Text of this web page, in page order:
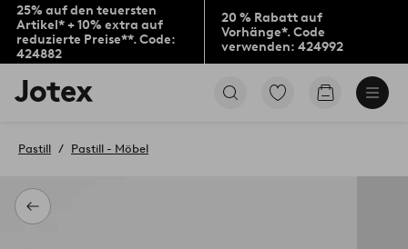
25% auf den teuersten
Artikel* + 10% extra auf
reduzierte Preise**. Code:
424882
20 % Rabatt auf
Vorhänge*. Code
verwenden: 424992
Jotex-
Logo
Startseite
Zu
Zum
Zurück
Pastill Pastill - Möbel